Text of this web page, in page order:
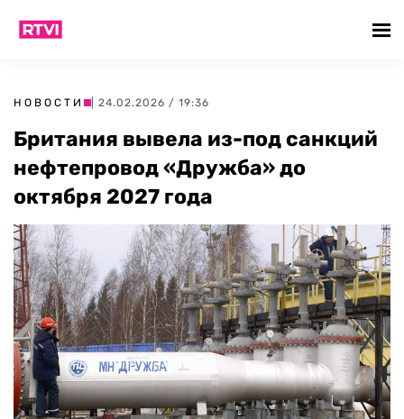
НОВОСТИ | 24.02.2026 / 19:36
Британия вывела из-под санкций
нефтепровод «Дружба» до
октября 2027 года